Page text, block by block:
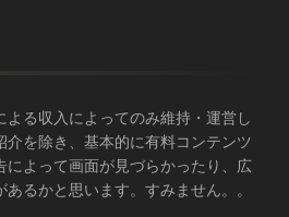
よる収入によってのみ維持・運営し
介を除き、基本的に有料コンテンツ
によって画面が見づらかったり、広
るかと思います。すみません。。